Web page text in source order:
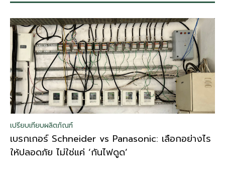
เปรียบเทียบผลิตภัณฑ์
เบรกเกอร์ Schneider vs Panasonic: เลือกอย่างไร
ให้ปลอดภัย ไม่ใช่แค่ ‘กันไฟดูด’